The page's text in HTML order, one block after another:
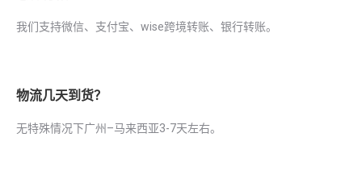
我们支持微信、支付宝、wise跨境转账、银行转账。
物流几天到货？
无特殊情况下广州–马来西亚3-7天左右。